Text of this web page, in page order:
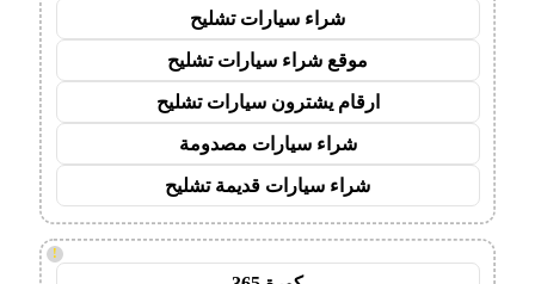
شراء سيارات تشليح
موقع شراء سيارات تشليح
ارقام يشترون سيارات تشليح
شراء سيارات مصدومة
شراء سيارات قديمة تشليح
!